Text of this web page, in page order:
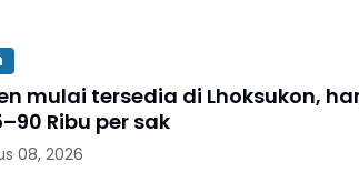
mulai tersedia di Lhoksukon,
Ribu per sak
08, 2026